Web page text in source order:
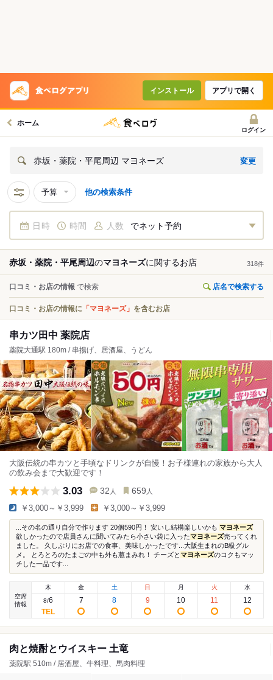
インストール アプリで開く
ホーム
ログイン
赤坂・薬院・平尾周辺 マヨネーズ 変更
予算 他の検索条件
日時 時間 人数 でネット予約
赤坂・薬院・平尾周辺のマヨネーズに関するお店 318件
口コミ・お店の情報 で検索 店名で検索する
口コミ・お店の情報に 「マヨネーズ」 を含むお店
串カツ田中 薬院店
薬院大通駅 180m / 串揚げ、居酒屋、うどん
大阪伝統の串カツと手頃なドリンクが自慢！お子様連れの家族から大人
の飲み会まで大歓迎です！
3.03 32 人 659 人
￥3,000～￥3,999 ￥3,000～￥3,999
...その名の通り自分で作ります 20個590円！ 安いし結構楽しいかも マヨネーズ
欲しかったので店員さんに聞いてみたら小さい袋に入ったマヨネーズ売ってくれ
ました。 久しぶりにお店での食事、美味しかったです...大阪生まれのB級グル
メ。 とろとろのたまごの中も外も葱まみれ！ チーズとマヨネーズのコクもマッ
チした一品です...
空席
情報
木
8/6
金
7
土
8
日
9
月
10
火
11
水
12
肉と焼酎とウイスキー 土竜
薬院駅 510m / 居酒屋、牛料理、馬肉料理